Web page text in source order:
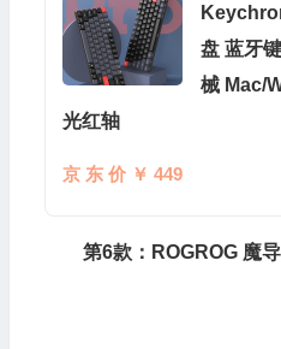
盘 蓝牙
械 Mac/
光红轴
京 东 价 ￥ 449
第6款：ROGROG 魔